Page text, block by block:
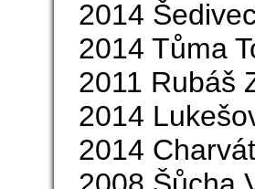
2014
2014 Tůma
2011 Rubáš
2014
2014